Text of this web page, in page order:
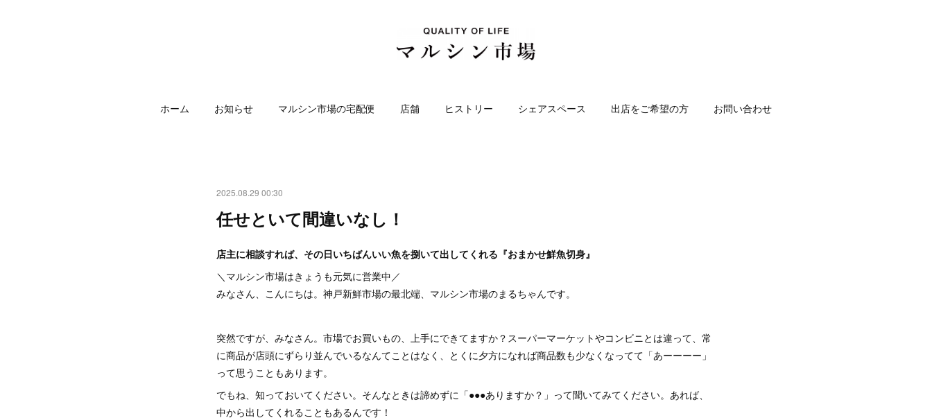
ホーム お知らせ マルシン市場の宅配便 店舗 ヒストリー シェアスペース 出店をご希望の方 お問い合わせ
2025.08.29 00:30
任せといて間違いなし！
店主に相談すれば、その日いちばんいい魚を捌いて出してくれる『おまかせ鮮魚切身』
＼マルシン市場はきょうも元気に営業中／
みなさん、こんにちは。神戸新鮮市場の最北端、マルシン市場のまるちゃんです。
突然ですが、みなさん。市場でお買いもの、上手にできてますか？スーパーマーケットやコンビニとは違って、常
に商品が店頭にずらり並んでいるなんてことはなく、とくに夕方になれば商品数も少なくなってて「あーーーー」
って思うこともあります。
でもね、知っておいてください。そんなときは諦めずに「●●●ありますか？」って聞いてみてください。あれば、
中から出してくれることもあるんです！